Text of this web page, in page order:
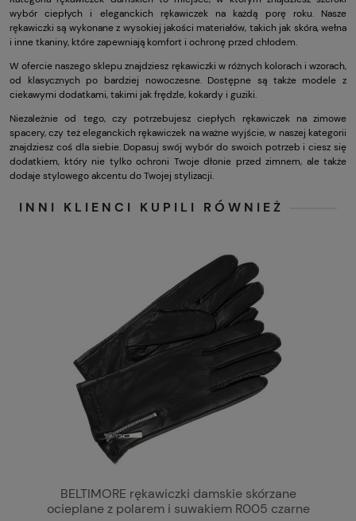
wybór ciepłych i eleganckich rękawiczek na każdą porę roku. Nasze
rękawiczki są wykonane z wysokiej jakości materiałów, takich jak skóra, wełna
i inne tkaniny, które zapewniają komfort i ochronę przed chłodem.
W ofercie naszego sklepu znajdziesz rękawiczki w różnych kolorach i wzorach,
od klasycznych po bardziej nowoczesne. Dostępne są także modele z
ciekawymi dodatkami, takimi jak frędzle, kokardy i guziki.
Niezależnie od tego, czy potrzebujesz ciepłych rękawiczek na zimowe
spacery, czy też eleganckich rękawiczek na ważne wyjście, w naszej kategorii
znajdziesz coś dla siebie. Dopasuj swój wybór do swoich potrzeb i ciesz się
dodatkiem, który nie tylko ochroni Twoje dłonie przed zimnem, ale także
dodaje stylowego akcentu do Twojej stylizacji.
INNI KLIENCI KUPILI RÓWNIEŻ
BELTIMORE rękawiczki damskie skórzane
ocieplane z polarem i suwakiem R005 czarne